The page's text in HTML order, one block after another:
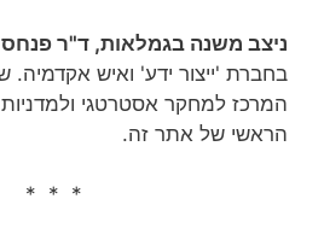
ניצב משנה בגמלאות, ד"ר פנחס
בחברת 'ייצור ידע' ואיש
המרכז למחקר אסטרטגי
הראשי של אתר זה.
* * *